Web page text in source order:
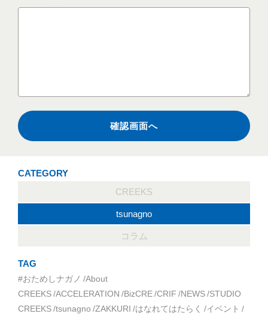
CATEGORY
CREEKS
tsunagno
コラム
TAG
#おためしナガノ
About
CREEKS ACCELERATION BizCRE CRIF NEWS STUDIO
CREEKS tsunagno ZAKKURI はなれてはたらく
イベント